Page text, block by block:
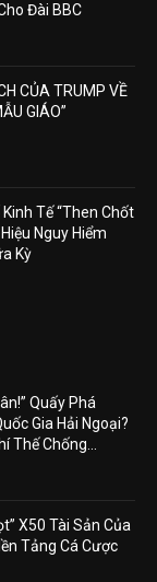
Đài BBC
CỦA TRUMP VỀ
GIÁO”
Tế “Then Chốt
Nguy Hiểm
Kỳ
Quấy Phá
Gia Hải Ngoại?
Thế Chống...
X50 Tài Sản Của
Tảng Cá Cược